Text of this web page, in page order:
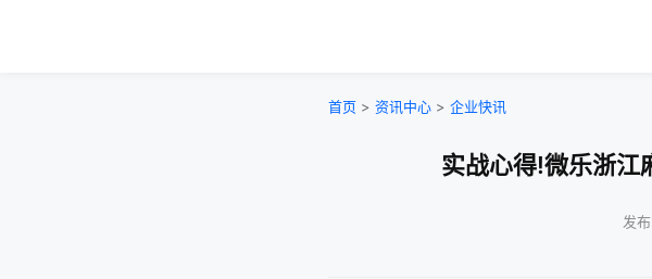
首页 > 资讯中心 > 企业快讯
实战心得!微乐浙江
发